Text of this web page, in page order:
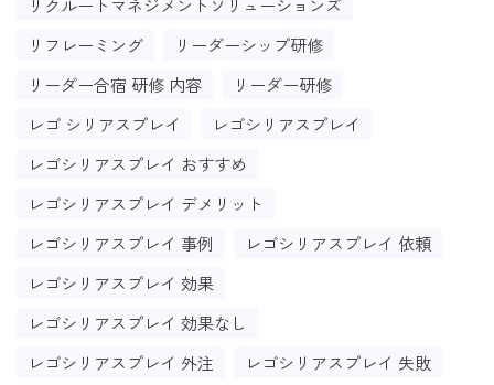
リクルートマネジメントソリューションズ
リフレーミング
リーダーシップ研修
リーダー合宿 研修 内容
リーダー研修
レゴ シリアスプレイ
レゴシリアスプレイ
レゴシリアスプレイ おすすめ
レゴシリアスプレイ デメリット
レゴシリアスプレイ 事例
レゴシリアスプレイ 依頼
レゴシリアスプレイ 効果
レゴシリアスプレイ 効果なし
レゴシリアスプレイ 外注
レゴシリアスプレイ 失敗